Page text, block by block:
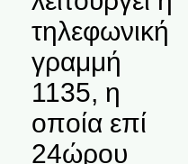
τηλεφωνική
γραμμή
1135, η
οποία επί
24ώρου